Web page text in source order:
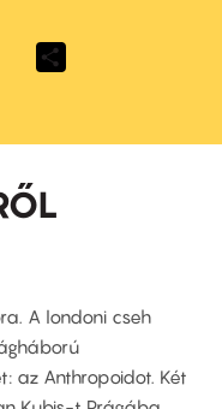
A londoni cseh
az Anthropoidot. Két